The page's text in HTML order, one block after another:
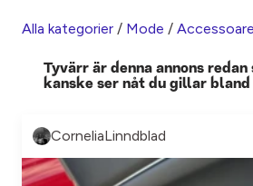
Alla kategorier / Mode /
Tyvärr är denna annons redan
kanske ser nåt du gillar bland
CorneliaLinndblad